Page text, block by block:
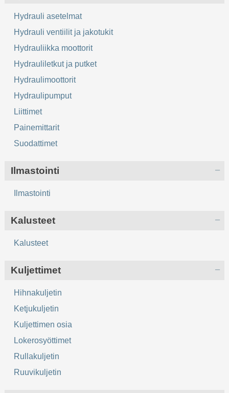
Hydrauli asetelmat
Hydrauli ventiilit ja jakotukit
Hydrauliikka moottorit
Hydrauliletkut ja putket
Hydraulimoottorit
Hydraulipumput
Liittimet
Painemittarit
Suodattimet
Ilmastointi
Ilmastointi
Kalusteet
Kalusteet
Kuljettimet
Hihnakuljetin
Ketjukuljetin
Kuljettimen osia
Lokerosyöttimet
Rullakuljetin
Ruuvikuljetin